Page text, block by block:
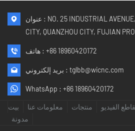
عنوان : NO. 25 INDUSTRIAL AVENUE, SHUITOU TOWN, NAN'AN
CITY, QUANZHOU CITY, FUJIAN
هاتف : +86 18960420172
بريد إلكتروني : tglbb@wicnc.com
WhatsApp : +86 18960420172
بيت معلومات عنا منتجات الفيديو
مدونة